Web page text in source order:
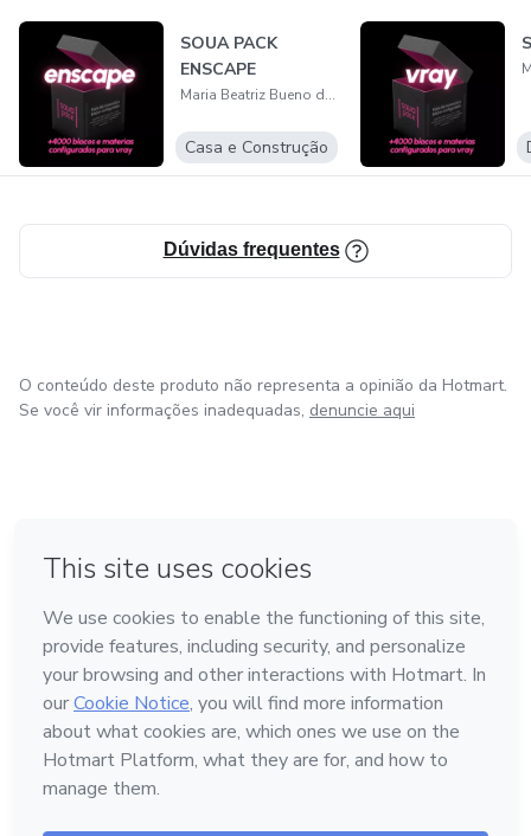
SOUA PACK
ENSCAPE
Maria Beatriz Bueno de Carvalho
Casa e Construção
Dúvidas frequentes
O conteúdo deste produto não representa a opinião da Hotmart.
Se você vir informações inadequadas, denuncie aqui
Feito com ❤
em Belo Horizonte
na Cidade do México
Conheça a Hotmart
Idioma